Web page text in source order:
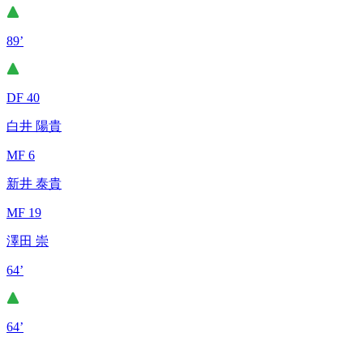
89’
DF 40
白井 陽貴
MF 6
新井 泰貴
MF 19
澤田 崇
64’
64’